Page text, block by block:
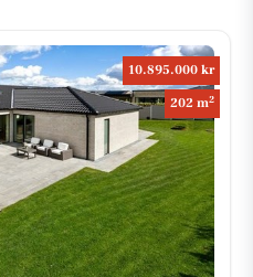
10.895.000 kr
202 m2